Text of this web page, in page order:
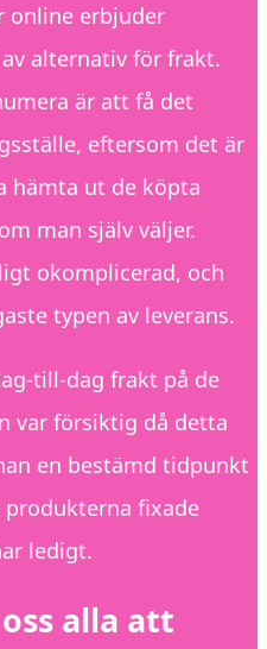
online erbjuder
alternativ för frakt.
är att få det
eftersom det är
hämta ut de köpta
man själv väljer.
okomplicerad, och
typen av leverans.
till-dag frakt på de
var försiktig då detta
en bestämd tidpunkt
fixade
ledigt.
alla att